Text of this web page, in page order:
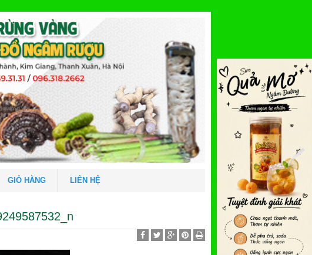
GIỎ HÀNG LIÊN HỆ